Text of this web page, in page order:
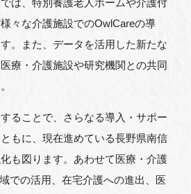
は、特別養護老人ホームや介護付
々な介護施設でのOwlCareの導
。また、データを活用した新たな
療・介護施設や研究機関との共同
ることで、さらなる導入・サポー
もに、現在進めている長野県南信
も図ります。あわせて医療・介護
での活用、在宅介護への進出、医